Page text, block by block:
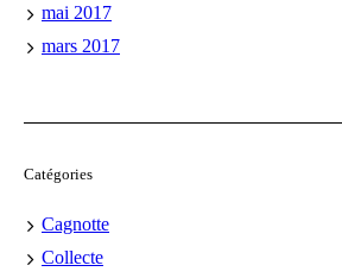
mai 2017
mars 2017
Catégories
Cagnotte
Collecte